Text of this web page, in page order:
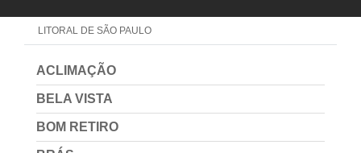
LITORAL DE SÃO PAULO
ACLIMAÇÃO
BELA VISTA
BOM RETIRO